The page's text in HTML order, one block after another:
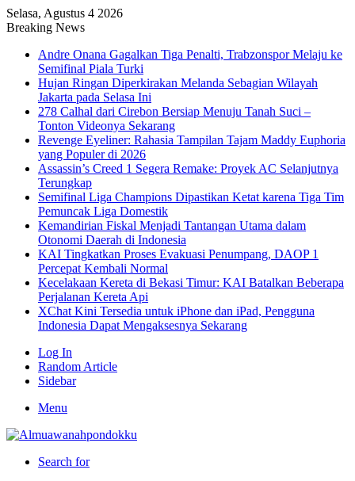
Selasa, Agustus 4 2026
Breaking News
Andre Onana Gagalkan Tiga Penalti, Trabzonspor Melaju ke
Semifinal Piala Turki
Hujan Ringan Diperkirakan Melanda Sebagian Wilayah
Jakarta pada Selasa Ini
278 Calhal dari Cirebon Bersiap Menuju Tanah Suci –
Tonton Videonya Sekarang
Revenge Eyeliner: Rahasia Tampilan Tajam Maddy Euphoria
yang Populer di 2026
Assassin’s Creed 1 Segera Remake: Proyek AC Selanjutnya
Terungkap
Semifinal Liga Champions Dipastikan Ketat karena Tiga Tim
Pemuncak Liga Domestik
Kemandirian Fiskal Menjadi Tantangan Utama dalam
Otonomi Daerah di Indonesia
KAI Tingkatkan Proses Evakuasi Penumpang, DAOP 1
Percepat Kembali Normal
Kecelakaan Kereta di Bekasi Timur: KAI Batalkan Beberapa
Perjalanan Kereta Api
XChat Kini Tersedia untuk iPhone dan iPad, Pengguna
Indonesia Dapat Mengaksesnya Sekarang
Log In
Random Article
Sidebar
Menu
Search for